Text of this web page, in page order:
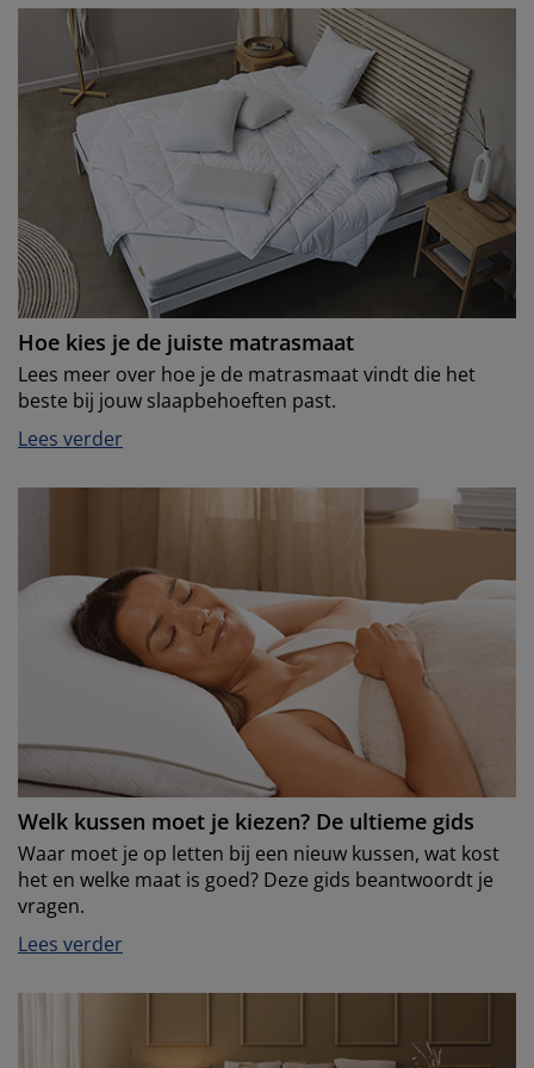
Hoe kies je de juiste matrasmaat
Lees meer over hoe je de matrasmaat vindt die het
beste bij jouw slaapbehoeften past.
Lees verder
Welk kussen moet je kiezen? De ultieme gids
Waar moet je op letten bij een nieuw kussen, wat kost
het en welke maat is goed? Deze gids beantwoordt je
vragen.
Lees verder